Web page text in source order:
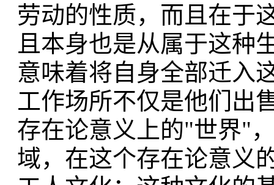
劳动的性质，而且在于
且本身也是从属于这种
意味着将自身全部迁入
工作场所不仅是他们出
存在论意义上的"世界"
域，在这个存在论意义